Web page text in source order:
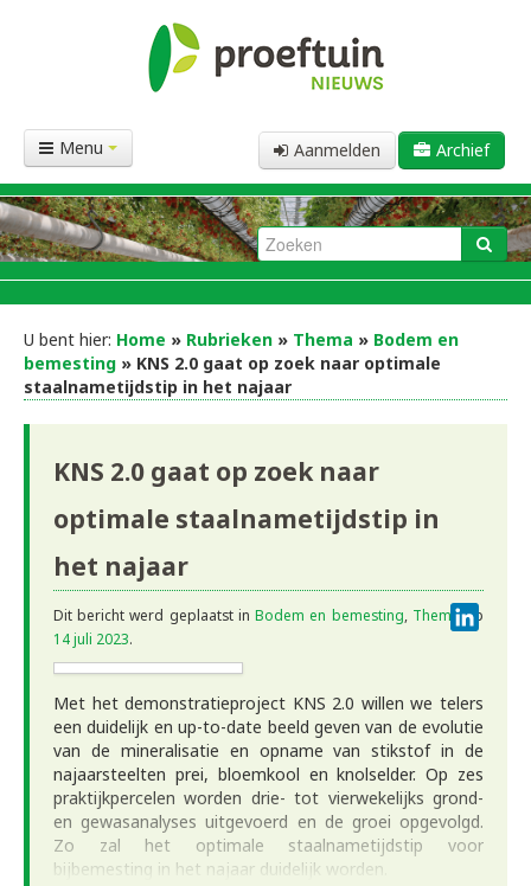
Aanmelden Archief
Menu
U bent hier: Home » Rubrieken » Thema » Bodem en
bemesting » KNS 2.0 gaat op zoek naar optimale
staalnametijdstip in het najaar
KNS 2.0 gaat op zoek naar
optimale staalnametijdstip in
het najaar
Dit bericht werd geplaatst inBodem en bemesting, Themaop
14 juli 2023.
Met het demonstratieproject KNS 2.0 willen we telers
een duidelijk en up-to-date beeld geven van de evolutie
van de mineralisatie en opname van stikstof in de
najaarsteelten prei, bloemkool en knolselder. Op zes
praktijkpercelen worden drie- tot vierwekelijks grond-
en gewasanalyses uitgevoerd en de groei opgevolgd.
Zo zal het optimale staalnametijdstip voor
bijbemesting in het najaar duidelijk worden.